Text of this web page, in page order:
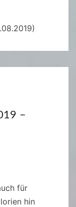
–
für
hin